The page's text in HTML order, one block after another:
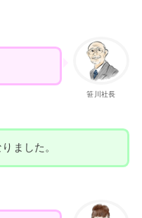
笹川社長
ました。